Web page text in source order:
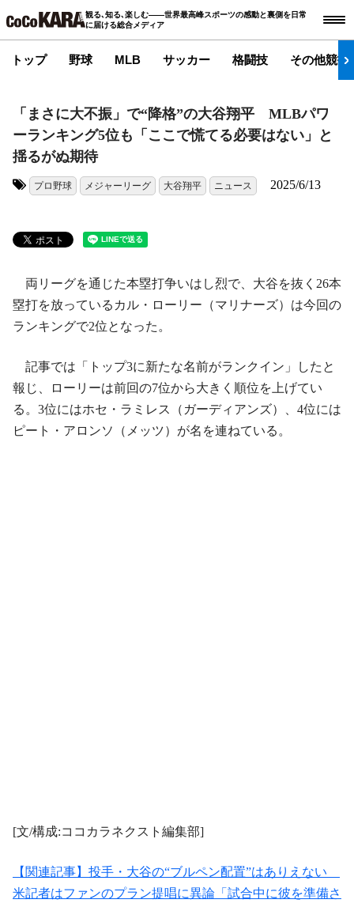
観る､知る､楽しむ――世界最高峰スポーツの感動と裏側を日常
に届ける総合メディア
トップ 野球 MLB サッカー 格闘技 その他競技
「まさに大不振」で“降格”の大谷翔平 MLBパワ
ーランキング5位も「ここで慌てる必要はない」と
揺るがぬ期待
プロ野球 メジャーリーグ 大谷翔平 ニュース 2025/6/13
両リーグを通じた本塁打争いはし烈で、大谷を抜く26本
塁打を放っているカル・ローリー（マリナーズ）は今回の
ランキングで2位となった。
記事では「トップ3に新たな名前がランクイン」したと
報じ、ローリーは前回の7位から大きく順位を上げてい
る。3位にはホセ・ラミレス（ガーディアンズ）、4位には
ピート・アロンソ（メッツ）が名を連ねている。
[文/構成:ココカラネクスト編集部]
【関連記事】投手・大谷の“ブルペン配置”はありえない
米記者はファンのプラン提唱に異論「試合中に彼を準備さ